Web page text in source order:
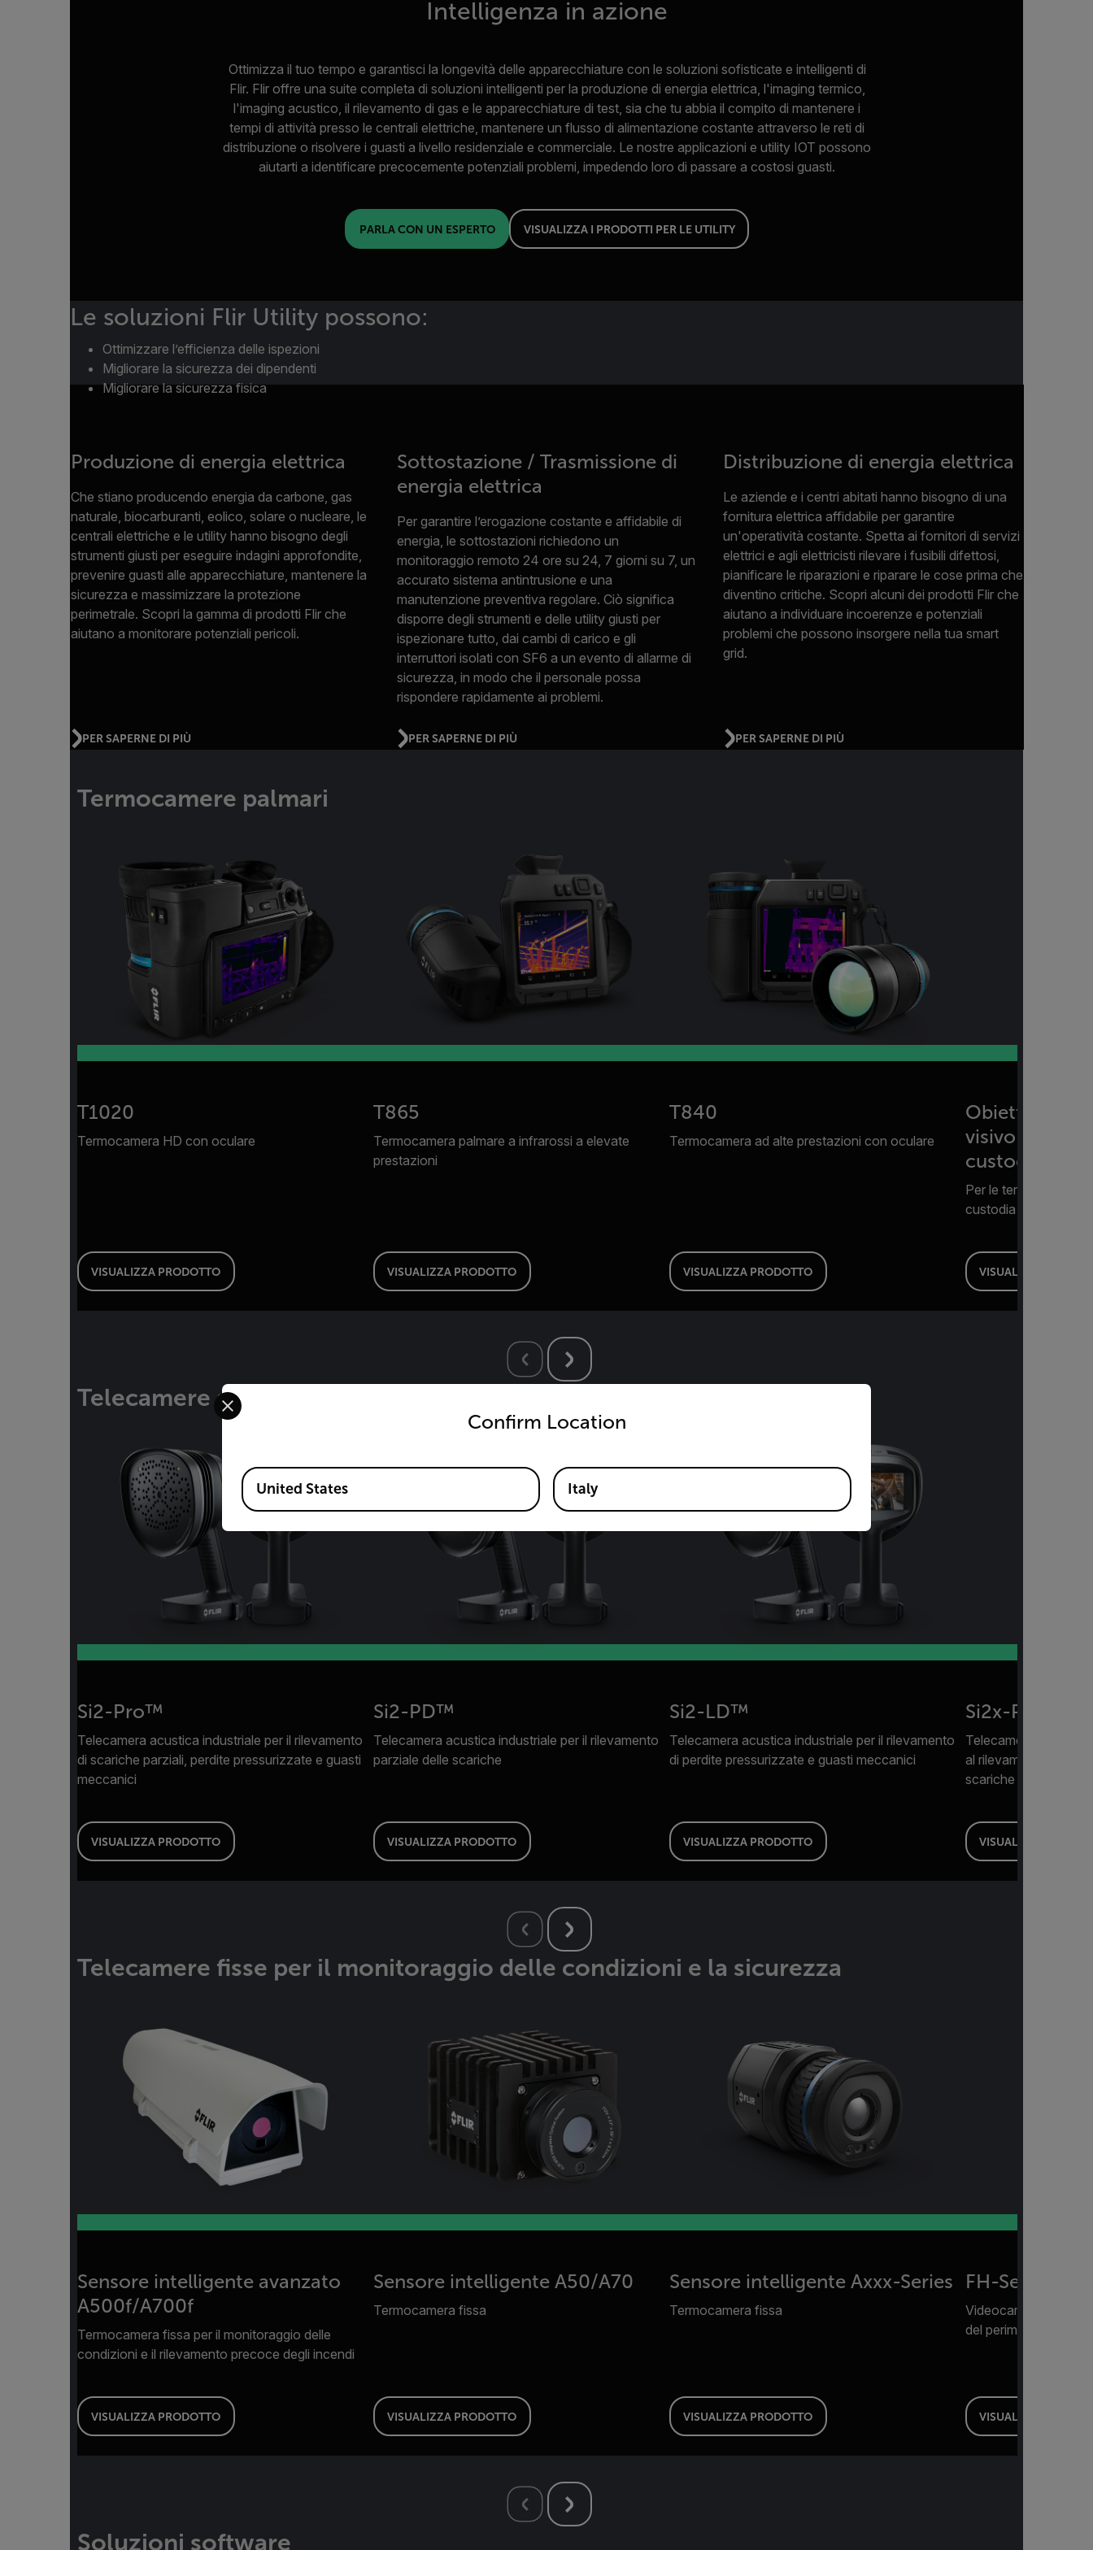
Intelligenza in azione
Ottimizza il tuo tempo e garantisci la longevità delle apparecchiature con le soluzioni sofisticate e intelligenti di
Flir. Flir offre una suite completa di soluzioni intelligenti per la produzione di energia elettrica, l'imaging termico,
l'imaging acustico, il rilevamento di gas e le apparecchiature di test, sia che tu abbia il compito di mantenere i
tempi di attività presso le centrali elettriche, mantenere un flusso di alimentazione costante attraverso le reti di
distribuzione o risolvere i guasti a livello residenziale e commerciale. Le nostre applicazioni e utility IOT possono
aiutarti a identificare precocemente potenziali problemi, impedendo loro di passare a costosi guasti.
PARLA CON UN ESPERTO VISUALIZZA I PRODOTTI PER LE UTILITY
Le soluzioni Flir Utility possono:
Ottimizzare l’efficienza delle ispezioni
Migliorare la sicurezza dei dipendenti
Migliorare la sicurezza fisica
Produzione di energia elettrica
Che stiano producendo energia da carbone, gas
naturale, biocarburanti, eolico, solare o nucleare, le
centrali elettriche e le utility hanno bisogno degli
strumenti giusti per eseguire indagini approfondite,
prevenire guasti alle apparecchiature, mantenere la
sicurezza e massimizzare la protezione
perimetrale. Scopri la gamma di prodotti Flir che
aiutano a monitorare potenziali pericoli.
PER SAPERNE DI PIÙ
Sottostazione / Trasmissione di
energia elettrica
Per garantire l’erogazione costante e affidabile di
energia, le sottostazioni richiedono un
monitoraggio remoto 24 ore su 24, 7 giorni su 7, un
accurato sistema antintrusione e una
manutenzione preventiva regolare. Ciò significa
disporre degli strumenti e delle utility giusti per
ispezionare tutto, dai cambi di carico e gli
interruttori isolati con SF6 a un evento di allarme di
sicurezza, in modo che il personale possa
rispondere rapidamente ai problemi.
PER SAPERNE DI PIÙ
Distribuzione di energia elettrica
Le aziende e i centri abitati hanno bisogno di una
fornitura elettrica affidabile per garantire
un'operatività costante. Spetta ai fornitori di servizi
elettrici e agli elettricisti rilevare i fusibili difettosi,
pianificare le riparazioni e riparare le cose prima che
diventino critiche. Scopri alcuni dei prodotti Flir che
aiutano a individuare incoerenze e potenziali
problemi che possono insorgere nella tua smart
grid.
PER SAPERNE DI PIÙ
Termocamere palmari
T1020
Termocamera HD con oculare
VISUALIZZA PRODOTTO
T865
Termocamera palmare a infrarossi a elevate
prestazioni
VISUALIZZA PRODOTTO
T840
Termocamera ad alte prestazioni con oculare
VISUALIZZA PRODOTTO
Obiettivo IR
visivo (24°/
custodia
Per le termocamere
custodia per obiettivo
VISUALIZZA
Telecamere acustiche
Si2-Pro™
Telecamera acustica industriale per il rilevamento
di scariche parziali, perdite pressurizzate e guasti
meccanici
VISUALIZZA PRODOTTO
Si2-PD™
Telecamera acustica industriale per il rilevamento
parziale delle scariche
VISUALIZZA PRODOTTO
Si2-LD™
Telecamera acustica industriale per il rilevamento
di perdite pressurizzate e guasti meccanici
VISUALIZZA PRODOTTO
Si2x-Pro™
Telecamera acustica
al rilevamento di
scariche parziali
VISUALIZZA
Telecamere fisse per il monitoraggio delle condizioni e la sicurezza
Sensore intelligente avanzato
A500f/A700f
Termocamera fissa per il monitoraggio delle
condizioni e il rilevamento precoce degli incendi
VISUALIZZA PRODOTTO
Sensore intelligente A50/A70
Termocamera fissa
VISUALIZZA PRODOTTO
Sensore intelligente Axxx-Series
Termocamera fissa
VISUALIZZA PRODOTTO
FH-Series ID
Videocamera fissa
del perimetro
VISUALIZZA
Soluzioni software
Confirm Location
Select your preferred country and language from the options below to access the appropriate version of our website.
Available Locations
United States Italy